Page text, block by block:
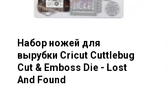
Набор ножей для
вырубки Cricut Cuttlebug
Cut & Emboss Die - Lost
And Found